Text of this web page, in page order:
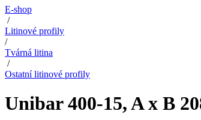
E-shop
/
Litinové profily
/
Tvárná litina
/
Ostatní litinové profily
Unibar 400-15, A x B